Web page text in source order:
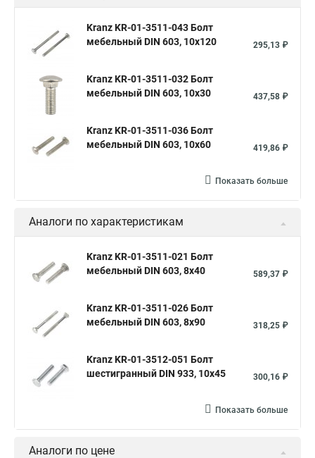
Kranz KR-01-3511-043 Болт
мебельный DIN 603, 10х120
295,13 ₽
Kranz KR-01-3511-032 Болт
мебельный DIN 603, 10х30
437,58 ₽
Kranz KR-01-3511-036 Болт
мебельный DIN 603, 10х60
419,86 ₽
Показать больше
Аналоги по характеристикам
Kranz KR-01-3511-021 Болт
мебельный DIN 603, 8х40
589,37 ₽
Kranz KR-01-3511-026 Болт
мебельный DIN 603, 8х90
318,25 ₽
Kranz KR-01-3512-051 Болт
шестигранный DIN 933, 10х45
300,16 ₽
Показать больше
Аналоги по цене